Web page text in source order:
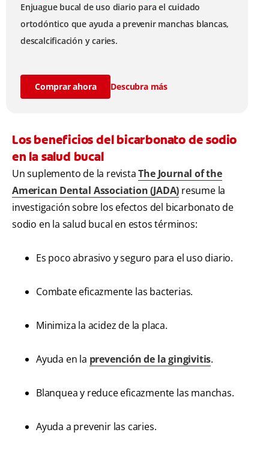
Enjuague bucal de uso diario para el cuidado
ortodóntico que ayuda a prevenir manchas blancas,
descalcificación y caries.
Comprar ahora Descubra más
Los beneficios del bicarbonato de sodio
en la salud bucal
Un suplemento de la revistaThe Journal of the
American Dental Association (JADA) resume la
investigación sobre los efectos del bicarbonato de
sodio en la salud bucal en estos términos:
Es poco abrasivo y seguro para el uso diario.
Combate eficazmente las bacterias.
Minimiza la acidez de la placa.
Ayuda en la prevención de la gingivitis.
Blanquea y reduce eficazmente las manchas.
Ayuda a prevenir las caries.